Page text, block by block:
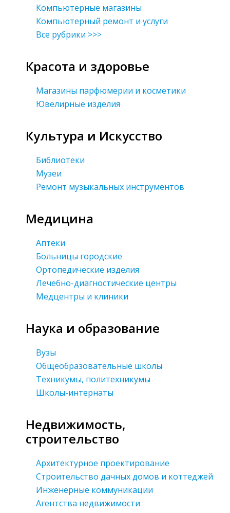
Компьютерные магазины
Компьютерный ремонт и услуги
Все рубрики >>>
Красота и здоровье
Магазины парфюмерии и косметики
Ювелирные изделия
Культура и Искусство
Библиотеки
Музеи
Ремонт музыкальных инструментов
Медицина
Аптеки
Больницы городские
Ортопедические изделия
Лечебно-диагностические центры
Медцентры и клиники
Наука и образование
Вузы
Общеобразовательные школы
Техникумы, политехникумы
Школы-интернаты
Недвижимость,
строительство
Архитектурное проектирование
Строительство дачных домов и коттеджей
Инженерные коммуникации
Агентства недвижимости